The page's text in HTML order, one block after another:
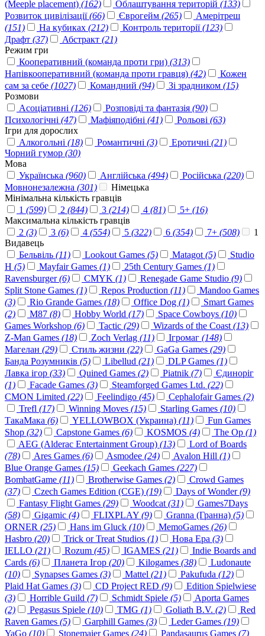
(Meeple placement) (162) Облаштування територій (133)
Розвиток цивілізації(66) Єврогейм (265)
Амерітреш
(151)
На кубиках (212) Контроль території(123)
Драфт (37) Абстракт (21)
Режим гри
Кооперативний (команда проти гри) (313)
Напівкооперативний (команда проти гравця) (42)
Кожен
сам за себе (1027) Командний (94) Зі зрадником (15)
Розмови
Асоціативні (126) Розповіді та фантазія (90)
Психологічні (47) Мафіяподібні (41) Рольові (63)
Ігри для дорослих
Алкогольні (18) Романтичні (3) Еротичні (21)
Чорний гумор (30)
Мова
Українська (960) Англійська (494) Російська (220)
Мовнонезалежна (301)
Німецька
Мінімальна кількість гравців
1 (599) 2 (844) 3 (214) 4 (81) 5+ (16)
Максимальна кількість гравців
2 (3) 3 (6) 4 (554) 5 (322) 6 (354) 7+ (508)
1
Видавець
Бельвіль (11) Lookout Games (5) Matagot (5)
Studio
H (5) Mayfair Games (1) 25th Century Games (1)
Ravensburger(6) CMYK (1) Renegade Game Studio (9)
Split Stone Games (1) Repos Production (11)
Mandoo Games
(3)
Rio Grande Games (18) Office Dog (1)
Smart Games
(2)
M87 (8) Hobby World (17) Space Cowboys (10)
Games Workshop (6) Tactic (29) Wizards of the Coast (13)
Z-Man Games (18) Zoch Verlag (11) Ігромаг (148)
Магелан (29) Стиль жизни (22) GaGa Games (29)
Банда Розумників (5) Libellud (21) DLP Games (1)
Лавка ігор (33) Quined Games (2) Piatnik (7)
Єдиноріг
(1)
Facade Games (3) Steamforged Games Ltd. (22)
CMON Limited (22) Feelindigo (45) Cephalofair Games (2)
Trefl (17) Winning Moves (15) Starling Games (10)
ТакаМака (6) YELLOWBOX (Украина) (11)
Fun Games
Shop (32) Capstone Games (6) KOSMOS (4) The Op (1)
AEG (Alderac Entertainment Group) (13)
Lord of Boards
(78)
Ares Games (6) Asmodee (24) Avalon Hill (1)
Blue Orange Games (15) Geekach Games (227)
BombatGame (11) Brotherwise Games (2)
Crowd Games
(37)
Czech Games Edition (CGE) (19) Days of Wonder(9)
Fantasy Flight Games (29) Woodcat (31)
Games7Days
(58)
Gigamic (4) FLIXPLAY (9) Granna (Гранна) (5)
ORNER (25) Hans im Gluck (10) MemoGames (26)
Hasbro (20) Trick or Treat Studios (1) Нова Ера (3)
IELLO (21) Rozum (45) IGAMES (21)
Indie Boards and
Cards (6) Планета Ігор (20) Kilogames (38)
Ludonaute
(10)
Synapses Games (3) Mattel (21) Pakufuda (12)
Plaid Hat Games (3) CD Project RED (9)
Edition Spielwiese
(3)
Horrible Guild (7) Schmidt Spiele (5)
Aporta Games
(2)
Pegasus Spiele (10) TMG (1) Goliath B.V. (2)
Red
Raven Games (5) Garphill Games (3) Leder Games (19)
YaGo (10) Stonemaier Games (24) Pandasaurus Games (7)